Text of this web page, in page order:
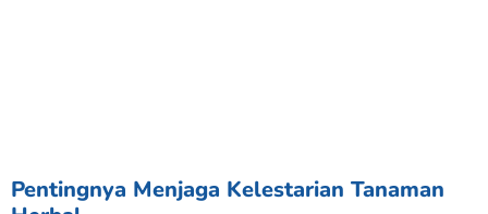
Pentingnya Menjaga Kelestarian Tanaman